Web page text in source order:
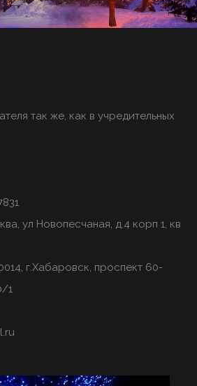
так же, как в учредительных
ул Новопесчаная, д.4 корп 1, кв
г.Хабаровск, проспект 60-
1